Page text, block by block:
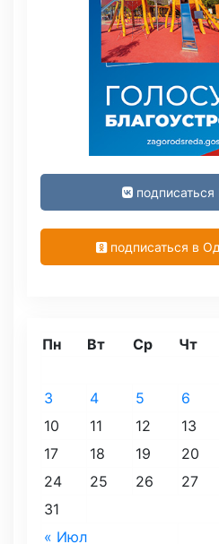
подписаться
подписаться в
Пн Вт Ср Чт
« Июл
3
4 5 6
10
11 12 13
17
18 19 20
24
25 26 27
31